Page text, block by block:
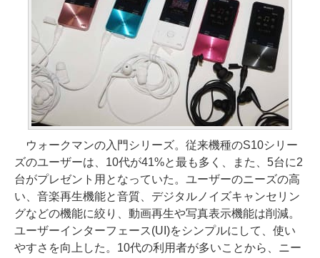
ウォークマンの入門シリーズ。従来機種のS10シリー
ズのユーザーは、10代が41%と最も多く、また、5台に2
台がプレゼント用となっていた。ユーザーのニーズの高
い、音楽再生機能と音質、デジタルノイズキャンセリン
グなどの機能に絞り、動画再生や写真表示機能は削減。
ユーザーインターフェース(UI)をシンプルにして、使い
やすさを向上した。10代の利用者が多いことから、ニー